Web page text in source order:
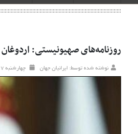
روزنامه‌های صهیونیستی:
نوشته شده توسط: ایرانیان جهان چهارشنبه ۱۷ تير ۱۴۰۵